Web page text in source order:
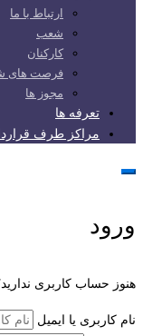
ارتباط با ما
شعب
کارکنان
فرصت های
مجوز ها
تعرفه ها
مراکز طرف
ورود
هنوز حساب کاربری
نام کاربری یا ایمیل